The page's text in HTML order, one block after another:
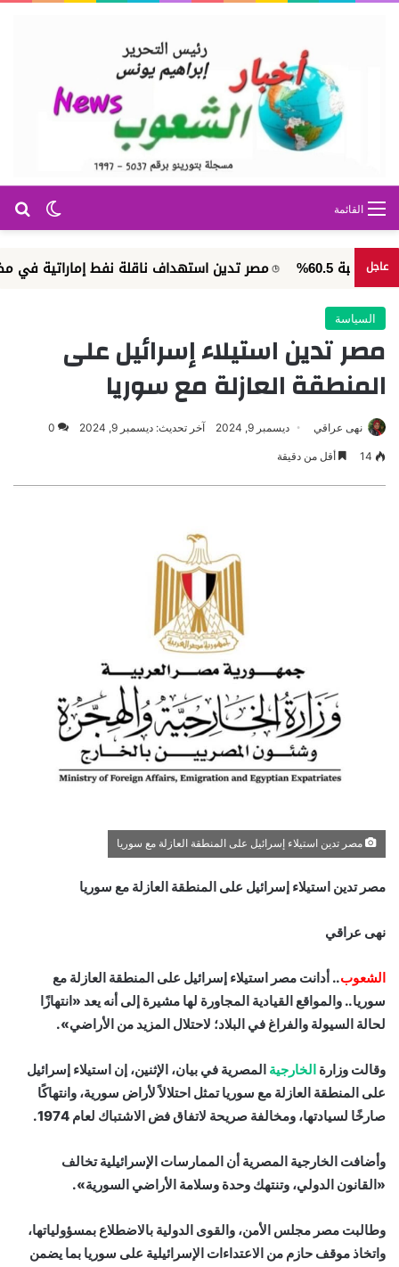
الوضع القائمة
عاجل مصر تدين استهداف ناقلة نفط إماراتية في مضيق
السياسة
مصر تدين استيلاء إسرائيل على
المنطقة العازلة مع سوريا
نهى عراقي ديسمبر 9, 2024 آخر تحديث: ديسمبر 9, 2024 0
14 أقل من دقيقة
مصر تدين استيلاء إسرائيل على المنطقة العازلة مع سوريا
مصر تدين استيلاء إسرائيل على المنطقة العازلة مع سوريا
نهى عراقي
الشعوب.. أدانت مصر استيلاء إسرائيل على المنطقة العازلة مع
سوريا.. والمواقع القيادية المجاورة لها مشيرة إلى أنه يعد «انتهازًا
لحالة السيولة والفراغ في البلاد؛ لاحتلال المزيد من الأراضي».
وقالت وزارة الخارجية المصرية في بيان، الإثنين، إن استيلاء إسرائيل
على المنطقة العازلة مع سوريا تمثل احتلالاً لأراض سورية، وانتهاكًا
صارخًا لسيادتها، ومخالفة صريحة لاتفاق فض الاشتباك لعام 1974.
وأضافت الخارجية المصرية أن الممارسات الإسرائيلية تخالف
«القانون الدولي، وتنتهك وحدة وسلامة الأراضي السورية».
وطالبت مصر مجلس الأمن، والقوى الدولية بالاضطلاع بمسؤولياتها،
واتخاذ موقف حازم من الاعتداءات الإسرائيلية على سوريا بما يضمن